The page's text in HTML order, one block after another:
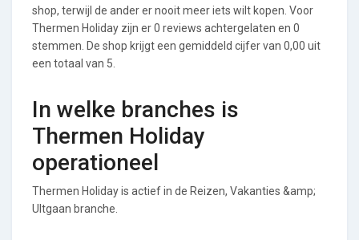
shop, terwijl de ander er nooit meer iets wilt kopen. Voor
Thermen Holiday zijn er 0 reviews achtergelaten en 0
stemmen. De shop krijgt een gemiddeld cijfer van 0,00 uit
een totaal van 5.
In welke branches is
Thermen Holiday
operationeel
Thermen Holiday is actief in de Reizen, Vakanties &amp;
UItgaan branche.